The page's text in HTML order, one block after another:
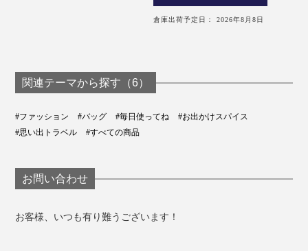
倉庫出荷予定日： 2026年8月8日
関連テーマから探す（6）
#ファッション #バッグ #毎日使ってね
#お出かけスパイス
#思い出トラベル
#すべての商品
お問い合わせ
お客様、いつも有り難うございます！